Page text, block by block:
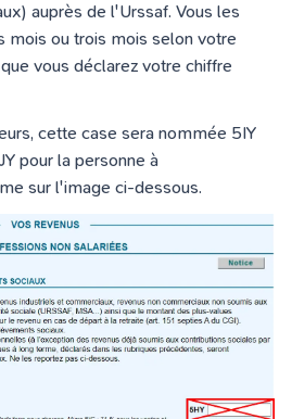
auprès de l'Urssaf. Vous les
mois ou trois mois selon votre
vous déclarez votre chiffre
cette case sera nommée 5IY
pour la personne à
sur l'image ci-dessous.